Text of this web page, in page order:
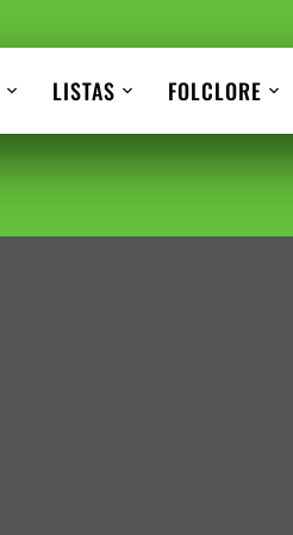
LISTAS FOLCLORE